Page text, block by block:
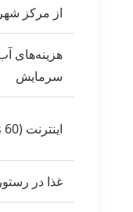
از مرکز شهر
هزینه‌های
سرمایش
اینترنت (60 Mbps یا بیشتر)
غذا در